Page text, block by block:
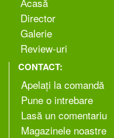
Director
Galerie
Review-uri
CONTACT:
Apelați la comandă
Pune o intrebare
Lasă un comentariu
Magazinele noastre